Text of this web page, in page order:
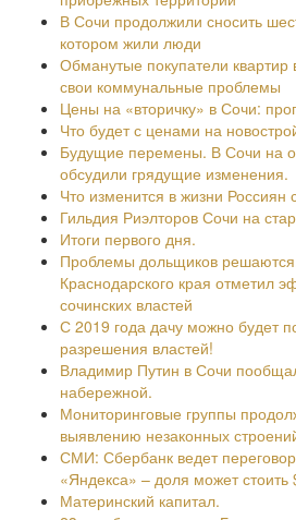
В Сочи продолжили сносить
котором жили люди
Обманутые покупатели квартир
свои коммунальные проблемы
Цены на «вторичку» в Сочи:
Что будет с ценами на
Будущие перемены. В Сочи на
обсудили грядущие изменения.
Что изменится в жизни Россиян
Гильдия Риэлторов Сочи на
Итоги первого дня.
Проблемы дольщиков
Краснодарского края отметил
сочинских властей
С 2019 года дачу можно будет
разрешения властей!
Владимир Путин в Сочи
набережной.
Мониторинговые группы
выявлению незаконных
СМИ: Сбербанк ведет
«Яндекса» – доля может
Материнский капитал.